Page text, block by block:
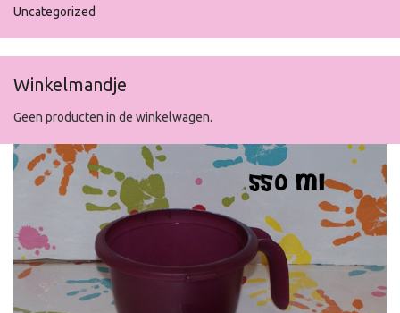
Uncategorized
Winkelmandje
Geen producten in de winkelwagen.